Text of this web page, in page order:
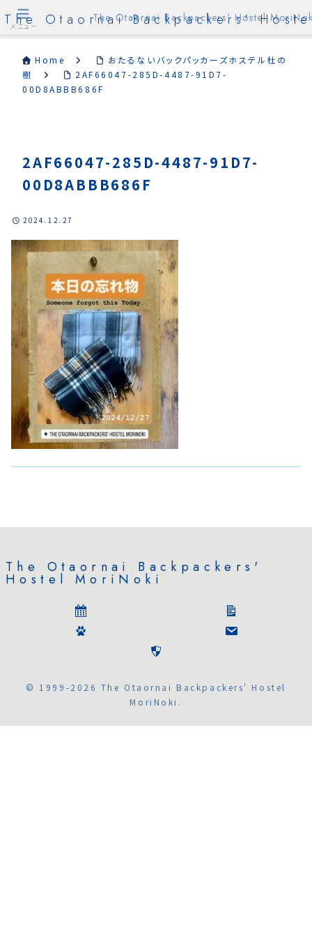
The Otaornai Backpackers'
Home
おたるないバックパッカーズホステル杜の
樹
2AF66047-285D-4487-91D7-
00D8ABBB686F
2AF66047-285D-4487-91D7-
00D8ABBB686F
2024.12.27
The Otaornai Backpackers'
Hostel MoriNoki
© 1999-2026 The Otaornai Backpackers' Hostel
MoriNoki.
メニュー
The Otaornai Backpackers' Hostel